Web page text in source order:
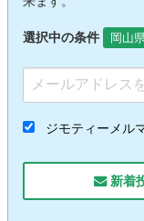
選択中の条件 岡山県
ジモティーメル
新着